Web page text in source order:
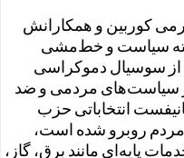
کوربین و همکارانش
سیاست و خط‌مشی
از سوسیال دموکراسی
سیاست‌های مردمی و ضد
انتخاباتی حزب
مردم روبرو شده است،
پایه‌ای مانند برق، گاز،